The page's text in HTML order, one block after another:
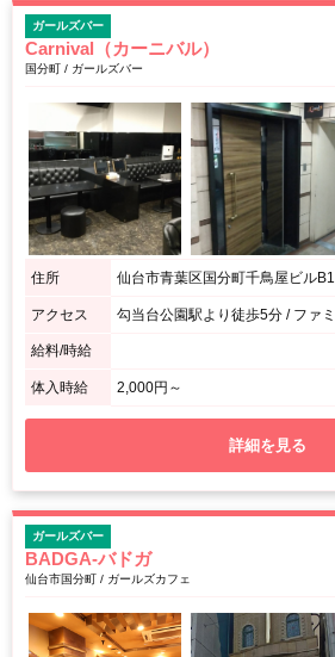
ガールズバー
Carnival（カーニバル）
国分町 / ガールズバー
住所 仙台市青葉区国分町千鳥屋ビルB1
アクセス
給料/時給
体入時給 2,000円～
詳細を見る
ガールズバー
BADGA-バドガ
仙台市国分町 / ガールズカフェ